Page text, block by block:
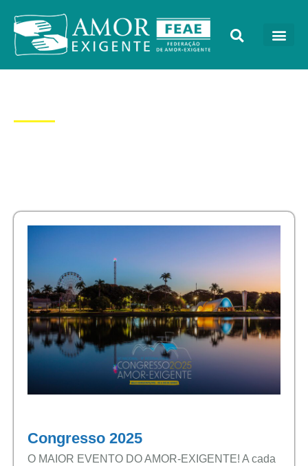
Congresso 2025
O MAIOR EVENTO DO AMOR-EXIGENTE! A cada